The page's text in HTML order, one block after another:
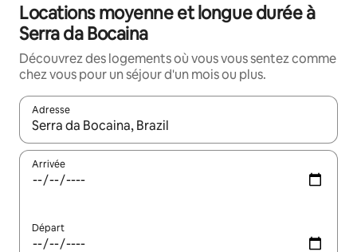
Locations moyenne et longue durée à
Serra da Bocaina
Découvrez des logements où vous vous sentez comme
chez vous pour un séjour d'un mois ou plus.
Adresse
Lorsque les résultats s'affichent, utilisez les flèches vers le
Arrivée
Départ